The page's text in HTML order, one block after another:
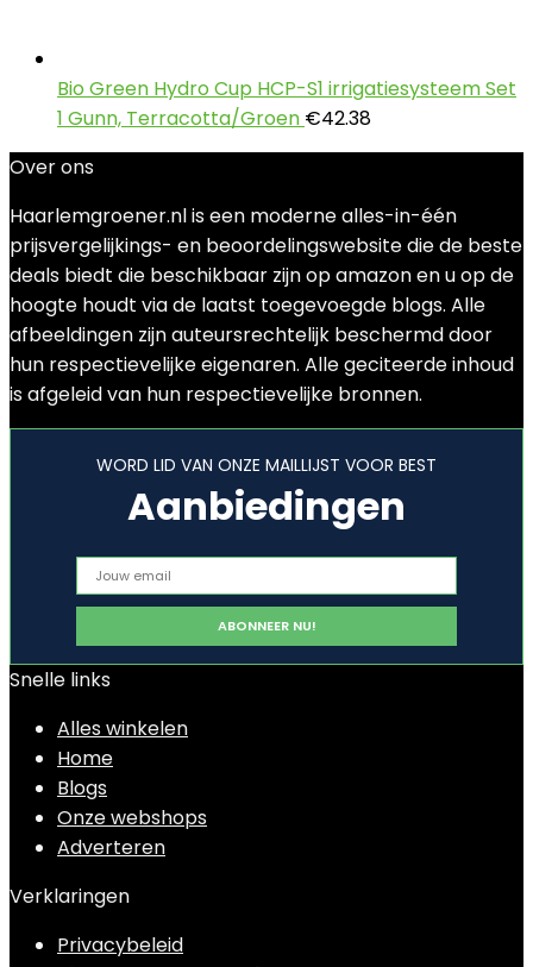
Bio Green Hydro Cup HCP-S1 irrigatiesysteem Set
1 Gunn, Terracotta/Groen €42.38
Over ons
Haarlemgroener.nl is een moderne alles-in-één
prijsvergelijkings- en beoordelingswebsite die de beste
deals biedt die beschikbaar zijn op amazon en u op de
hoogte houdt via de laatst toegevoegde blogs. Alle
afbeeldingen zijn auteursrechtelijk beschermd door
hun respectievelijke eigenaren. Alle geciteerde inhoud
is afgeleid van hun respectievelijke bronnen.
WORD LID VAN ONZE MAILLIJST VOOR BEST
Aanbiedingen
Snelle links
Alles winkelen
Home
Blogs
Onze webshops
Adverteren
Verklaringen
Privacybeleid